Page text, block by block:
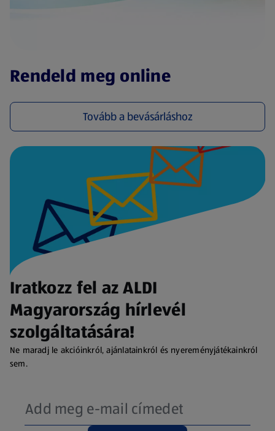
Rendeld meg online
Tovább a bevásárláshoz
(új oldalon nyílik meg)
Iratkozz fel az ALDI
Magyarország hírlevél
szolgáltatására!
Ne maradj le akcióinkról, ajánlatainkról és nyereményjátékainkról
sem.